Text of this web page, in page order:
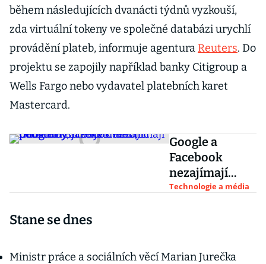
během následujících dvanácti týdnů vyzkouší,
zda virtuální tokeny ve společné databázi urychlí
provádění plateb, informuje agentura Reuters. Do
projektu se zapojily například banky Citigroup a
Wells Fargo nebo vydavatel platebních karet
Mastercard.
Google a
Facebook
nezajímají
malé trhy, jako
nebrání
Technologie a média
Stane se dnes
Ministr práce a sociálních věcí Marian Jurečka